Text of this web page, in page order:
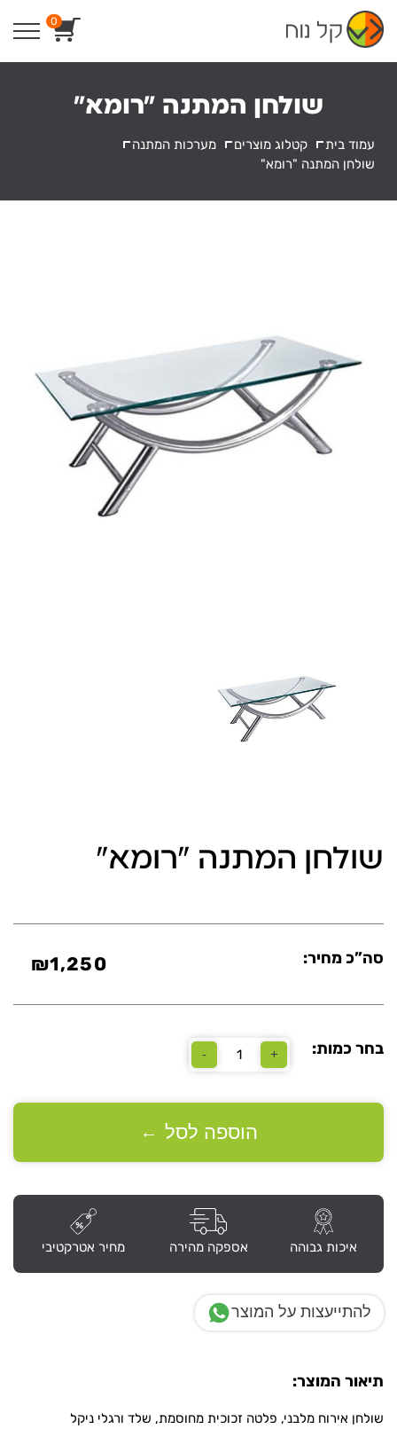
content
0
שולחן המתנה "רומא"
עמוד בית קטלוג מוצרים
מערכות המתנה
שולחן המתנה "רומא"
שולחן המתנה "רומא"
סה”כ מחיר: ₪1,250
בחר כמות: +
כמות
"רומא"
-
הוספה לסל ←
איכות גבוהה אספקה מהירה מחיר אטרקטיבי
להתייעצות על המוצר
תיאור המוצר:
שולחן אירוח מלבני, פלטה זכוכית מחוסמת, שלד ורגלי ניקל